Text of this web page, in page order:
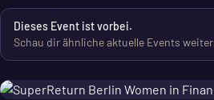
Dieses Event ist vorbei.
Schau dir ähnliche aktuelle Events